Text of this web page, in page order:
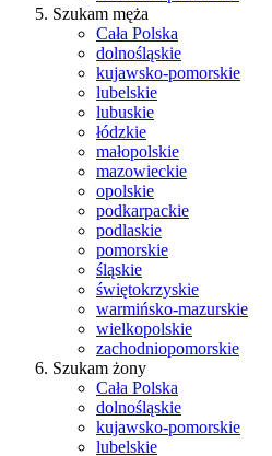
Szukam męża
Cała Polska
dolnośląskie
kujawsko-pomorskie
lubelskie
lubuskie
łódzkie
małopolskie
mazowieckie
opolskie
podkarpackie
podlaskie
pomorskie
śląskie
świętokrzyskie
warmińsko-mazurskie
wielkopolskie
zachodniopomorskie
Szukam żony
Cała Polska
dolnośląskie
kujawsko-pomorskie
lubelskie